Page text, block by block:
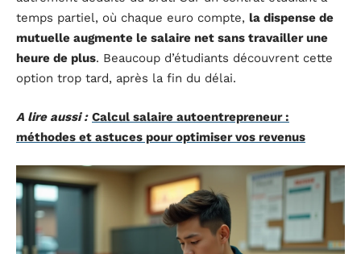
temps partiel, où chaque euro compte, la dispense de
mutuelle augmente le salaire net sans travailler une
heure de plus. Beaucoup d’étudiants découvrent cette
option trop tard, après la fin du délai.
A lire aussi : Calcul salaire autoentrepreneur :
méthodes et astuces pour optimiser vos revenus